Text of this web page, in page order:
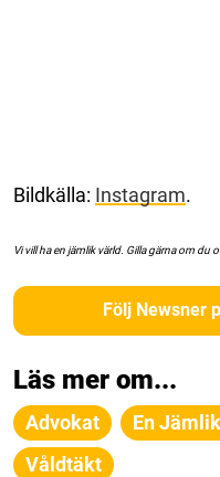
Bildkälla: Instagram.
Vi vill ha en jämlik värld. Gilla gärna om du
Följ Newsner
Läs mer om...
Advokat En
Våldtäkt